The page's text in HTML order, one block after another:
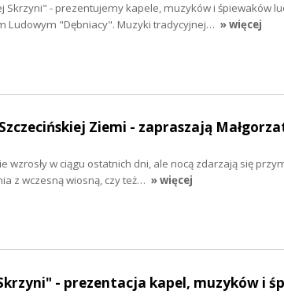
Skrzyni" - prezentujemy kapele, muzyków i śpiewaków
Ludowym "Dębniacy". Muzyki tradycyjnej… » więcej
Ziemi - zapraszają
wzrosły w ciągu ostatnich dni, ale nocą zdarzają się
z wczesną wiosną, czy też… » więcej
- prezentacja kapel, muzyków i